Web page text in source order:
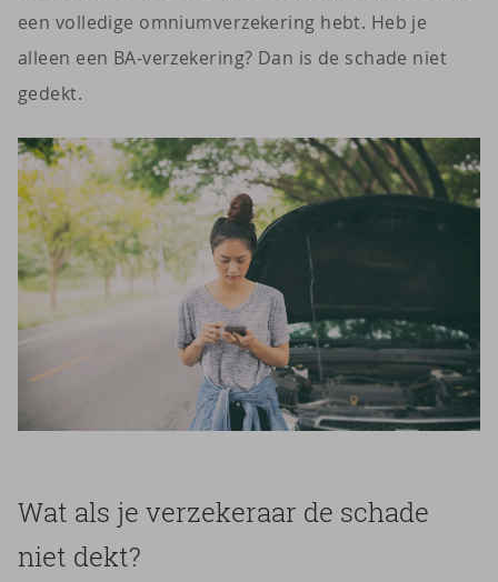
een volledige omniumverzekering hebt. Heb je
alleen een BA-verzekering? Dan is de schade niet
gedekt.
Wat als je verzekeraar de schade
niet dekt?